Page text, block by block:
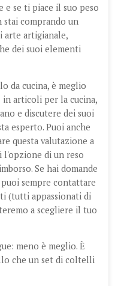
e se ti piace il suo peso
stai comprando un
arte artigianale,
dei suoi elementi
da cucina, è meglio
articoli per la cucina,
e discutere dei suoi
esperto. Puoi anche
questa valutazione a
l'opzione di un reso
Se hai domande
sempre contattare
(tutti appassionati di
a scegliere il tuo
meno è meglio. È
che un set di coltelli